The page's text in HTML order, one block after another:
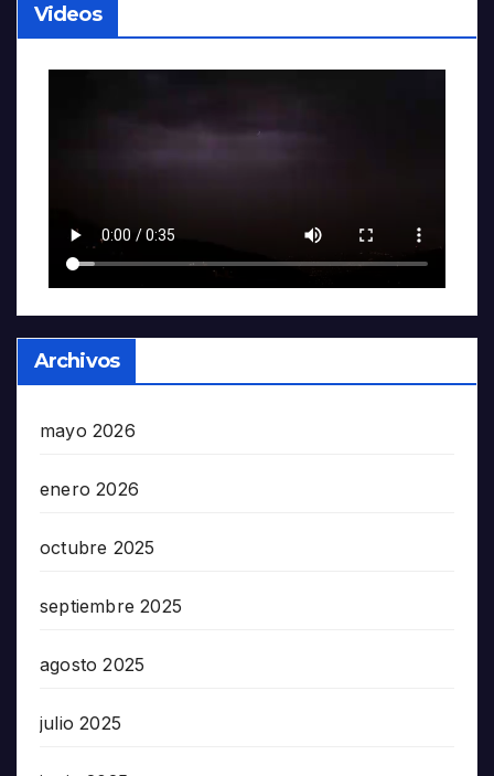
Videos
Archivos
mayo 2026
enero 2026
octubre 2025
septiembre 2025
agosto 2025
julio 2025